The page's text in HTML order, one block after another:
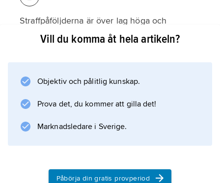
Straffpåföljderna är över lag höga och
spöstraff är inte ovanligt för män. Dödsstraff
livstidsstraff. Lagen om inre säkerhet medger
frihetsberövande utan rättegång och har
terroristattentat i landet.
Information om artikeln
Vill du komma åt hela artikeln?
Objektiv och pålitlig kunskap.
Prova det, du kommer att gilla det!
Marknadsledare i Sverige.
Påbörja din gratis provperiod